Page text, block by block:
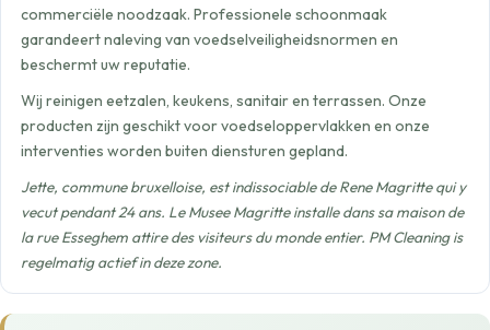
commerciële noodzaak. Professionele schoonmaak
garandeert naleving van voedselveiligheidsnormen en
beschermt uw reputatie.
Wij reinigen eetzalen, keukens, sanitair en terrassen. Onze
producten zijn geschikt voor voedseloppervlakken en onze
interventies worden buiten diensturen gepland.
Jette, commune bruxelloise, est indissociable de Rene Magritte qui y
vecut pendant 24 ans. Le Musee Magritte installe dans sa maison de
la rue Esseghem attire des visiteurs du monde entier. PM Cleaning is
regelmatig actief in deze zone.